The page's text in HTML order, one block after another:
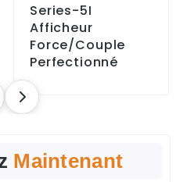
Series-5I
Afficheur
Force/couple
Perfectionné
Maintenant